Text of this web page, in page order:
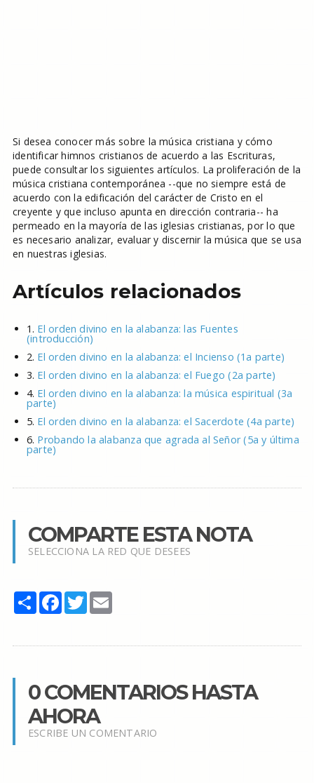
Si desea conocer más sobre la música cristiana y cómo
identificar himnos cristianos de acuerdo a las Escrituras,
puede consultar los siguientes artículos. La proliferación de la
música cristiana contemporánea --que no siempre está de
acuerdo con la edificación del carácter de Cristo en el
creyente y que incluso apunta en dirección contraria-- ha
permeado en la mayoría de las iglesias cristianas, por lo que
es necesario analizar, evaluar y discernir la música que se usa
en nuestras iglesias.
Artículos relacionados
1. El orden divino en la alabanza: las Fuentes
(introducción)
2. El orden divino en la alabanza: el Incienso (1a parte)
3. El orden divino en la alabanza: el Fuego (2a parte)
4. El orden divino en la alabanza: la música espiritual (3a
parte)
5. El orden divino en la alabanza: el Sacerdote (4a parte)
6. Probando la alabanza que agrada al Señor (5a y última
parte)
COMPARTE ESTA NOTA
SELECCIONA LA RED QUE DESEES
Share Facebook
TwitterEmail
0 COMENTARIOS HASTA
AHORA
ESCRIBE UN COMENTARIO